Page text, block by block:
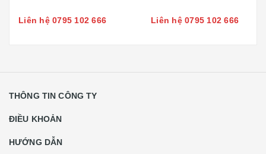
Liên hệ 0795 102 666 Liên hệ 0795 102 666
THÔNG TIN CÔNG TY
ĐIỀU KHOẢN
HƯỚNG DẪN